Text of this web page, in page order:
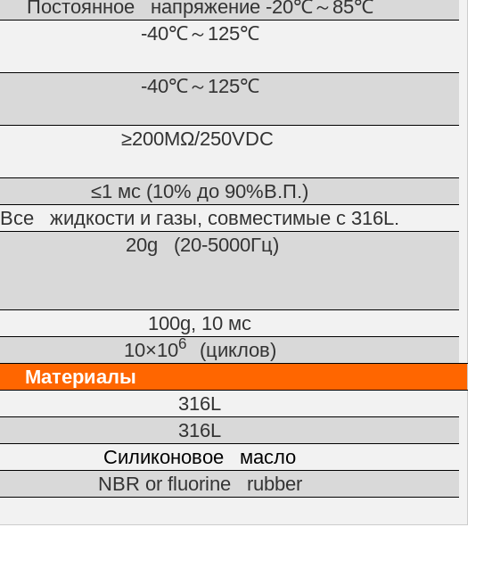
Постоянное напряжение -20℃～ 85℃
-40℃～ 125℃
-40℃～ 125℃
≥200MΩ/250VDC
≤1 мс (10% до 90%В.П.)
Все жидкости и газы, совместимые с 316L.
20g (20-5000Гц)
100g, 10 мс
10×106 (циклов)
Материалы
316L
316L
Силиконовое масло
NBR or fluorine rubber